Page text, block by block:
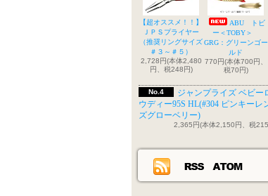
【超オススメ！！】
ＪＰＳプライヤー
（推奨リングサイズ
＃３～＃５）
2,728円(本体2,480
円、税248円)
ABU トビ
ー＜TOBY＞
GRG：グリーンゴー
ルド
770円(本体700円、
税70円)
No.4
ジャンプライズ ベビー
ウディー95S HL(#304 ピンキーレ
ズグローベリー)
2,365円(本体2,150円、税